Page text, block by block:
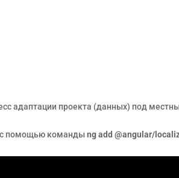
адаптации проекта (данных) под
с помощью командыng add @angular/